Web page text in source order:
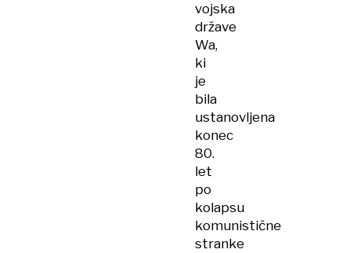
vojska
države
Wa,
ki
je
bila
ustanovljena
konec
80.
let
po
kolapsu
komunistične
stranke